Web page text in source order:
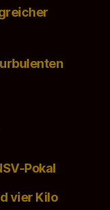
Pokal
vier Kilo